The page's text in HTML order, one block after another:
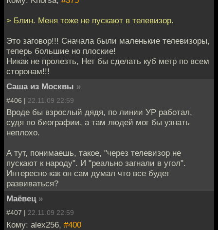
> Блин. Меня тоже не пускают в телевизор.
Это заговор!!! Сначала были маленькие телевизоры,
теперь большие но плоские!
Никак не пролезть, Нет бы сделать куб метр по всем
сторонам!!!
Саша из Москвы »
#406 | 22.11.09 22:59
Вроде бы взрослый дядя, по линии УР работал,
судя по биографии, а там людей мог бы узнать
неплохо.
А тут, понимаешь, такое, "через телевизор не
пускают к народу". И "реально загнали в угол".
Интересно как он сам думал что все будет
развиваться?
Маёвец »
#407 | 22.11.09 22:59
Кому: alex256, #400